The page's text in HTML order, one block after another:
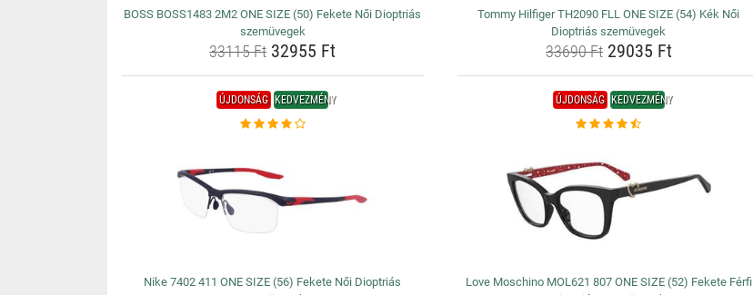
BOSS BOSS1483 2M2 ONE SIZE (50) Fekete Női Dioptriás
szemüvegek
33115 Ft32955 Ft
Tommy Hilfiger TH2090 FLL ONE SIZE (54) Kék Női
Dioptriás szemüvegek
33690 Ft29035 Ft
ÚJDONSÁG KEDVEZMÉNY
Nike 7402 411 ONE SIZE (56) Fekete Női Dioptriás
ÚJDONSÁG KEDVEZMÉNY
Love Moschino MOL621 807 ONE SIZE (52) Fekete Férfi